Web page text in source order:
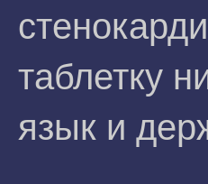
таблетку
язык и